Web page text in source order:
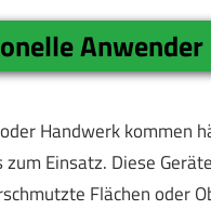
Anwender
Handwerk kommen
zum Einsatz. Diese
Flächen oder